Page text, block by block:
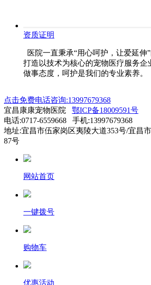
资质证明
医院一直秉承“用心呵护，让爱延伸
打造以技术为核心的宠物医疗服务企
做事态度，呵护是我们的专业素养。
点击免费电话咨询:13997679368
宜昌康康宠物医院 鄂ICP备18009591号
电话:0717-6559668 手机:13997679368
地址:宜昌市伍家岗区夷陵大道353号/宜昌
87号
网站首页
一键拨号
购物车
优惠活动